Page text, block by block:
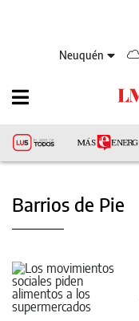
Neuquén
Barrios de Pie